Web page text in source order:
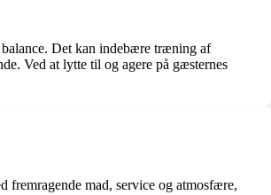
Det kan indebære træning af
Ved at lytte til og agere på gæsternes
fremragende mad, service og atmosfære,